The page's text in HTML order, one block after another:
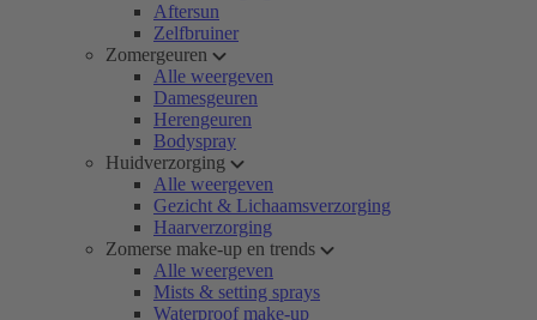
Aftersun
Zelfbruiner
Zomergeuren
Alle weergeven
Damesgeuren
Herengeuren
Bodyspray
Huidverzorging
Alle weergeven
Gezicht & Lichaamsverzorging
Haarverzorging
Zomerse make-up en trends
Alle weergeven
Mists & setting sprays
Waterproof make-up